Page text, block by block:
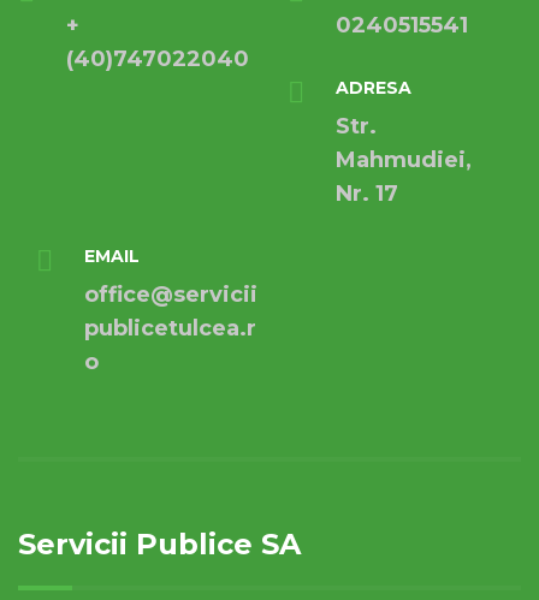
+
(40)747022040
0240515541
ADRESA
Str.
Mahmudiei,
Nr. 17
EMAIL
office@servicii
publicetulcea.r
o
Servicii Publice SA